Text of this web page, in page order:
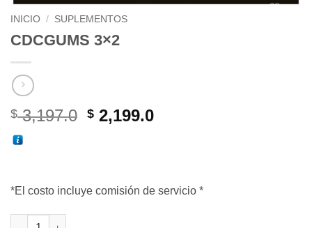
INICIO / SUPLEMENTOS
CDCGUMS 3×2
$3,197.0 El
$ 3,197.0.
$ 2,199.0El
$ 2,199.0.
*El costo incluye comisión de servicio *
CDCGUMS 3x2 cantidad